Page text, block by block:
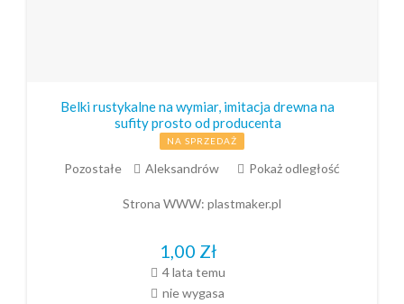
Belki rustykalne na wymiar, imitacja drewna na
sufity prosto od producenta
NA SPRZEDAŻ
Pozostałe Aleksandrów Pokaż odległość
Strona WWW: plastmaker.pl
1,00 Zł
4 lata temu
nie wygasa